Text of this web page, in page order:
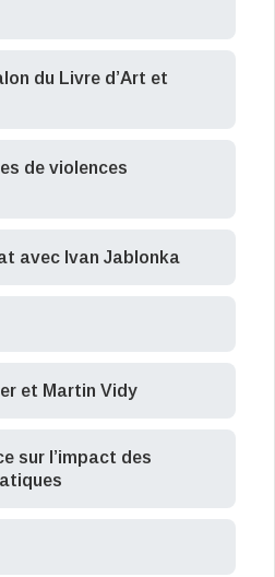
du Livre d’Art et
de violences
avec Ivan Jablonka
et Martin Vidy
sur l’impact des